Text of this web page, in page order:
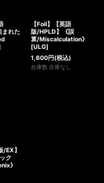
れた
【Foil】【英語
版/HPLD】《誤
算/Miscalculation》
[ULG]
1,600円(税込)
在庫数 在庫なし
/EX】
ク
》